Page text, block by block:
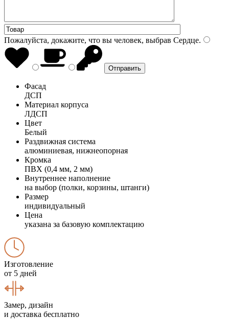
Пожалуйста, докажите, что вы человек, выбрав Сердце.
Фасад
ДСП
Материал корпуса
ЛДСП
Цвет
Белый
Раздвижная система
алюминиевая, нижнеопорная
Кромка
ПВХ (0,4 мм, 2 мм)
Внутреннее наполнение
на выбор (полки, корзины, штанги)
Размер
индивидуальный
Цена
указана за базовую комплектацию
Изготовление
от 5 дней
Замер, дизайн
и доставка бесплатно